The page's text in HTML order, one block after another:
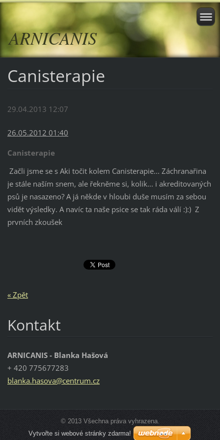
ARNICANIS
Canisterapie
29.04.2013 12:07
26.05.2012 01:40
Canisterapie
Začli jsme se s Aki točit kolem Canisterapie... Záchranařina
je stále naším snem, ale řekněme si, kolik... i akreditovaných
psů je nasazeno? A já někde v hloubi duše musím za sebou
vidět výsledky. A navíc ta naše psice se tak ráda válí :):) Z
prvních zkoušek
« Zpět
Kontakt
ARNICANIS - Blanka Hašová
+ 420 775677283
blanka.hasova@centrum.cz
© 2013 Všechna práva vyhrazena.
Vytvořte si webové stránky zdarma!